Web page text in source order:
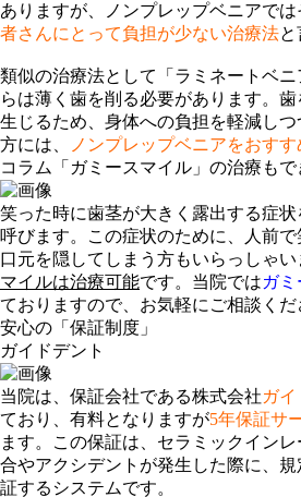
ありますが、ノンプレップベニアでは
者さんにとって負担が少ない治療法と
類似の治療法として「 ラミネートベニ
らは薄く歯を削る必要があります。
生じるため、身体への負担を軽減し
方には、
ノンプレップベニアをおすす
コラム
「ガミースマイル」の治療も
笑った時に歯茎が大きく露出する症状
呼びます。この症状のために、人前で
口元を隠してしまう方もいらっしゃい
マイルは治療可能です。当院ではガ
ておりますので、お気軽にご相談くだ
安心の「保証制度」
ガイドデント
当院は、保証会社である株式会社ガイ
ており、有料となりますが5年保証サ
ます。この保証は、セラミックイン
合やアクシデントが発生した際に、
証するシステムです。